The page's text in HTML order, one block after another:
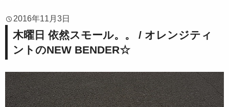
2016年11月3日
木曜日 依然スモール。。 / オレンジティ
ントのNEW BENDER☆